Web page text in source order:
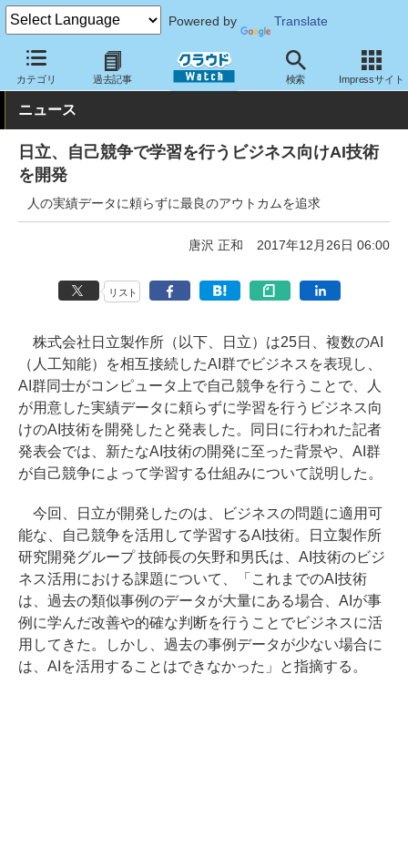
Powered by Translate
カテゴリ 過去記事 検索 Impressサイト
クラウド Watch トピック 研究開発 その他
ニュース
日立、自己競争で学習を行うビジネス向けAI技術
を開発
人の実績データに頼らずに最良のアウトカムを追求
唐沢 正和 2017年12月26日 06:00
リスト
株式会社日立製作所（以下、日立）は25日、複数のAI
（人工知能）を相互接続したAI群でビジネスを表現し、
AI群同士がコンピュータ上で自己競争を行うことで、人
が用意した実績データに頼らずに学習を行うビジネス向
けのAI技術を開発したと発表した。同日に行われた記者
発表会では、新たなAI技術の開発に至った背景や、AI群
が自己競争によって学習する仕組みについて説明した。
今回、日立が開発したのは、ビジネスの問題に適用可
能な、自己競争を活用して学習するAI技術。日立製作所
研究開発グループ 技師長の矢野和男氏は、AI技術のビジ
ネス活用における課題について、「これまでのAI技術
は、過去の類似事例のデータが大量にある場合、AIが事
例に学んだ改善や的確な判断を行うことでビジネスに活
用してきた。しかし、過去の事例データが少ない場合に
は、AIを活用することはできなかった」と指摘する。